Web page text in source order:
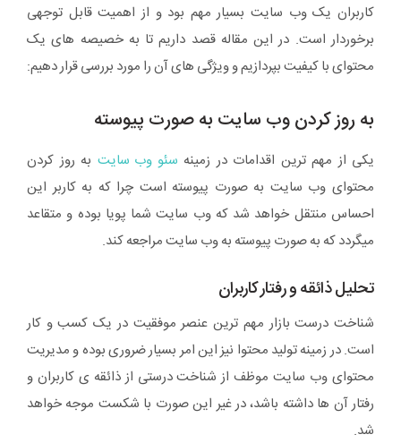
کاربران یک وب سایت بسیار مهم بود و از اهمیت قابل توجهی
برخوردار است. در این مقاله قصد داریم تا به خصیصه های یک
محتوای با کیفیت بپردازیم و ویژگی های آن را مورد بررسی قرار دهیم:
به روز کردن وب سایت به صورت پیوسته
یکی از مهم ترین اقدامات در زمینه سئو وب سایت به روز کردن
محتوای وب سایت به صورت پیوسته است چرا که به کاربر این
احساس منتقل خواهد شد که وب سایت شما پویا بوده و متقاعد
میگردد که به صورت پیوسته به وب سایت مراجعه کند.
تحلیل ذائقه و رفتار کاربران
شناخت درست بازار مهم ترین عنصر موفقیت در یک کسب و کار
است. در زمینه تولید محتوا نیز این امر بسیار ضروری بوده و مدیریت
محتوای وب سایت موظف از شناخت درستی از ذائقه ی کاربران و
رفتار آن ها داشته باشد، در غیر این صورت با شکست موجه خواهد
شد.